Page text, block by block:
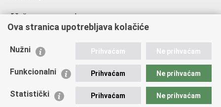
Važne poveznice
Ministarstvo unutarnjih poslova
Udruge
Policijska akademija
Zaklada policijske solidarnosti
Ova stranica upotrebljava kolačiće
Nužni Prihvaćam Ne prihvaćam
Funkcionalni Prihvaćam Ne prihvaćam
Statistički Prihvaćam Ne prihvaćam